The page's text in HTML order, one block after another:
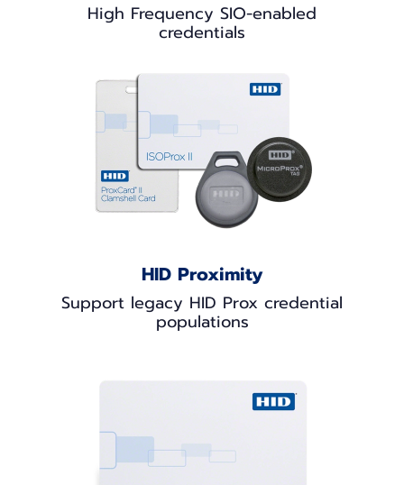
High Frequency SIO-enabled
credentials
HID Proximity
Support legacy HID Prox credential
populations